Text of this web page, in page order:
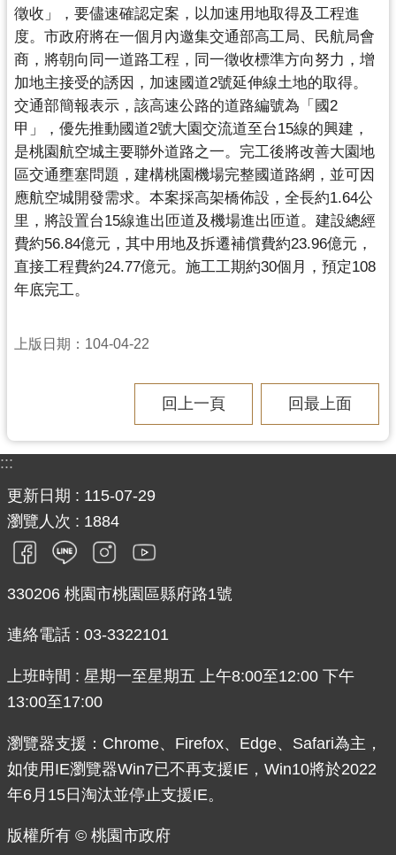
政
府
資
訊
公
開
回
首
頁
網
站
導
市
常
問
答
桃
市
府
口
網
隱
私
權
策
徵收」， 要儘速確認定案，以加速用地取得及工程進
度。 市政府將在一個月內邀集交通部高工局、民航局會
商， 將朝向同一道路工程，同一徵收標準方向努力， 增
加地主接受的誘因，加速國道2號延伸線土地的取得。
交通部簡報表示，該高速公路的道路編號為「國2
甲」， 優先推動國道2號大園交流道至台15線的興建，
是桃園航空城主要聯外道路之一。 完工後將改善大園地
區交通壅塞問題，建構桃園機場完整國道路網， 並可因
應航空城開發需求。本案採高架橋佈設，全長約1.64公
里，將設置台15線進出匝道及機場進出匝道。 建設總經
費約56.84億元，其中用地及拆遷補償費約23.96億元，
直接工程費約24.77億元。施工工期約30個月， 預定108
年底完工。
上版日期：104-04-22
回上一頁 回最上面
:::
更新日期
115-07-29
瀏覽人次
1884
330206 桃園市桃園區縣府路1號
連絡電話 : 03-3322101
上班時間 : 星期一至星期五 上午8:00至12:00 下午
13:00至17:00
瀏覽器支援：Chrome、Firefox、Edge、Safari為主，
如使用IE瀏覽器Win7已不再支援IE，Win10將於2022
年6月15日淘汰並停止支援IE。
版權所有 © 桃園市政府